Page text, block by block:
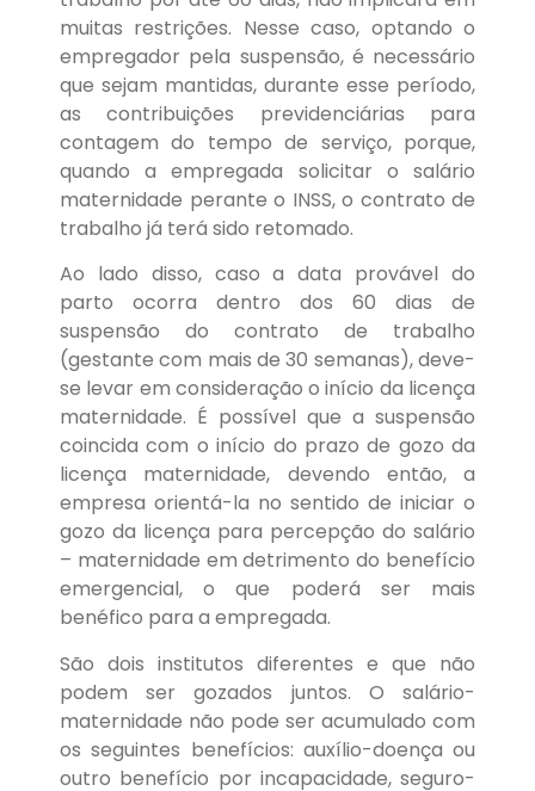
muitas restrições. Nesse caso, optando o
empregador pela suspensão, é necessário
que sejam mantidas, durante esse período,
as contribuições previdenciárias para
contagem do tempo de serviço, porque,
quando a empregada solicitar o salário
maternidade perante o INSS, o contrato de
trabalho já terá sido retomado.
Ao lado disso, caso a data provável do
parto ocorra dentro dos 60 dias de
suspensão do contrato de trabalho
(gestante com mais de 30 semanas), deve-
se levar em consideração o início da licença
maternidade. É possível que a suspensão
coincida com o início do prazo de gozo da
licença maternidade, devendo então, a
empresa orientá-la no sentido de iniciar o
gozo da licença para percepção do salário
– maternidade em detrimento do benefício
emergencial, o que poderá ser mais
benéfico para a empregada.
São dois institutos diferentes e que não
podem ser gozados juntos. O salário-
maternidade não pode ser acumulado com
os seguintes benefícios: auxílio-doença ou
outro benefício por incapacidade, seguro-